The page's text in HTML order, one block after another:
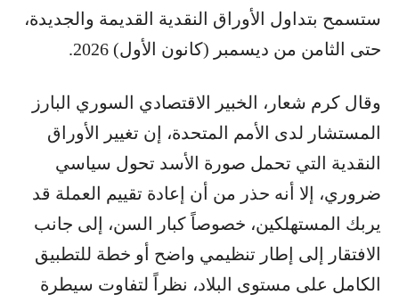
ستسمح بتداول الأوراق النقدية القديمة والجديدة،
حتى الثامن من ديسمبر (كانون الأول) 2026.
وقال كرم شعار، الخبير الاقتصادي السوري البارز
المستشار لدى الأمم المتحدة، إن تغيير الأوراق
النقدية التي تحمل صورة الأسد تحول سياسي
ضروري، إلا أنه حذر من أن إعادة تقييم العملة قد
يربك المستهلكين، خصوصاً كبار السن، إلى جانب
الافتقار إلى إطار تنظيمي واضح أو خطة للتطبيق
الكامل على مستوى البلاد، نظراً لتفاوت سيطرة